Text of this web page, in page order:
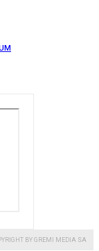
BY GREMI MEDIA SA